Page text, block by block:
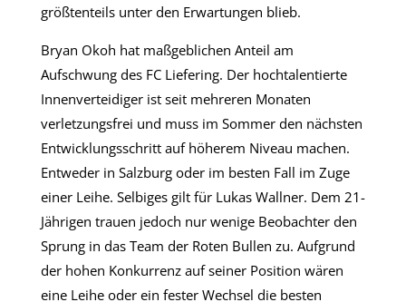
größtenteils unter den Erwartungen blieb.
Bryan Okoh hat maßgeblichen Anteil am
Aufschwung des FC Liefering. Der hochtalentierte
Innenverteidiger ist seit mehreren Monaten
verletzungsfrei und muss im Sommer den nächsten
Entwicklungsschritt auf höherem Niveau machen.
Entweder in Salzburg oder im besten Fall im Zuge
einer Leihe. Selbiges gilt für Lukas Wallner. Dem 21-
Jährigen trauen jedoch nur wenige Beobachter den
Sprung in das Team der Roten Bullen zu. Aufgrund
der hohen Konkurrenz auf seiner Position wären
eine Leihe oder ein fester Wechsel die besten